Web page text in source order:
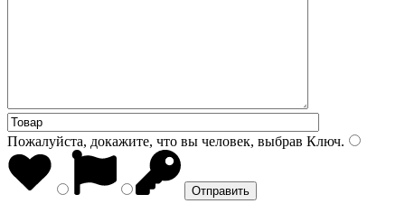
Пожалуйста, докажите, что вы человек, выбрав Ключ.